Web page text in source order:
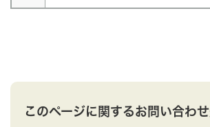
このページに関するお問い合わ